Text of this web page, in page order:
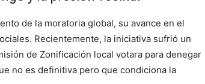
de la moratoria global, su avance en el
Recientemente, la iniciativa sufrió un
de Zonificación local votara para denegar
no es definitiva pero que condiciona la